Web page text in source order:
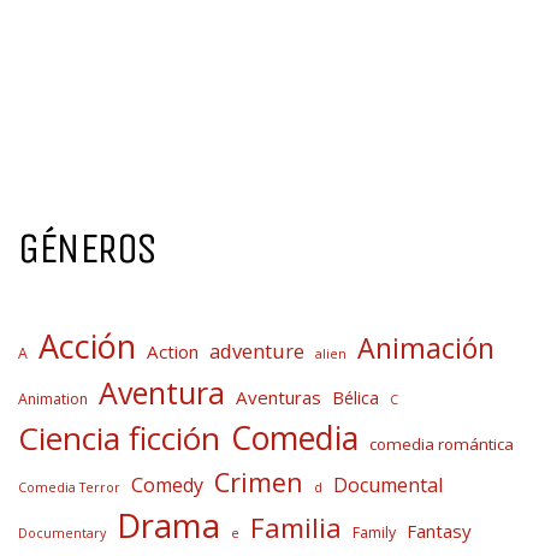
GÉNEROS
A Acción Action adventure alien Animación
Animation Aventura Aventuras Bélica C
Ciencia ficción Comedia comedia romántica
Comedia Terror Comedy Crimen d Documental
Documentary Drama e Familia Family Fantasy